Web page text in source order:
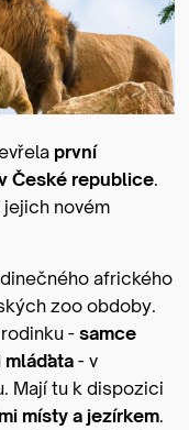
první
České republice.
novém
afrického
zoo obdoby.
rodinku -samce
mláďata - v
Mají tu k dispozici
místy a jezírkem.